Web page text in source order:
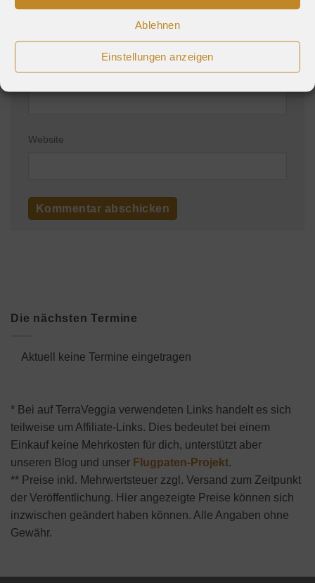
Ablehnen
Einstellungen anzeigen
Name*
E-Mail-Adresse*
Website
Die nächsten Termine
Aktuell keine Termine eingetragen
* Bei auf TerraVeggia verwendeten Links handelt es sich
teilweise um Affiliate-Links. Dies bedeutet bei einem
Einkauf keine Mehrkosten für dich, unterstützt aber
unseren Blog und unser Flugpaten-Projekt.
** Preise inkl. Mehrwertsteuer zzgl. Versand zum Zeitpunkt
der Veröffentlichung. Hier angezeigte Preise können sich
inzwischen geändert haben können. Alle Angaben ohne
Gewähr.